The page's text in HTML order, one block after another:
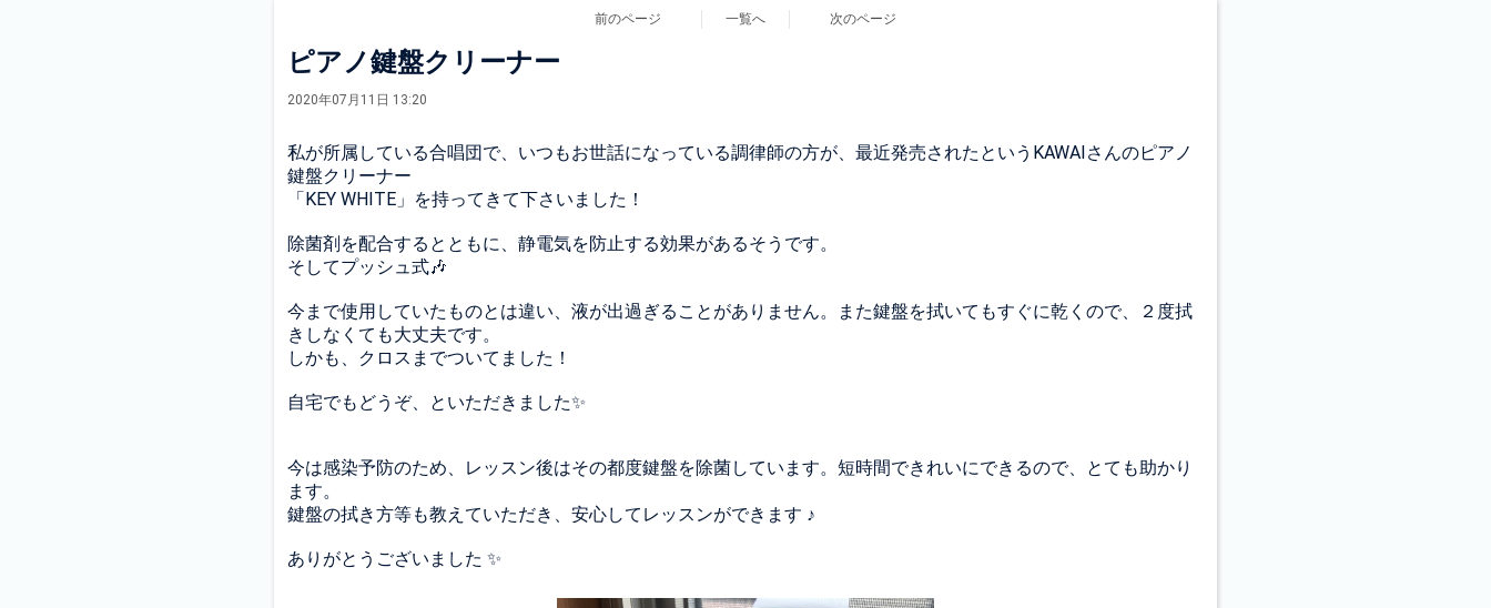
前のページ 一覧へ 次のページ
ピアノ鍵盤クリーナー
2020年07月11日 13:20
私が所属している合唱団で、いつもお世話になっている調律師の方が、最近発売されたというKAWAIさんのピアノ
鍵盤クリーナー
「KEY WHITE」を持ってきて下さいました！
除菌剤を配合するとともに、静電気を防止する効果があるそうです。
そしてプッシュ式🎶
今まで使用していたものとは違い、液が出過ぎることがありません。また鍵盤を拭いてもすぐに乾くので、２度拭
きしなくても大丈夫です。
しかも、クロスまでついてました！
自宅でもどうぞ、といただきました✨
今は感染予防のため、レッスン後はその都度鍵盤を除菌しています。短時間できれいにできるので、とても助かり
ます。
鍵盤の拭き方等も教えていただき、安心してレッスンができます ♪
ありがとうございました ✨